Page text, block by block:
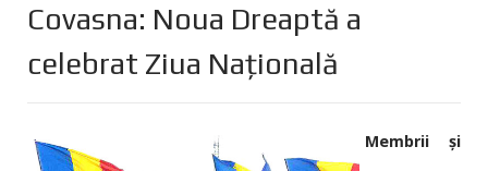
Covasna: Noua Dreaptă a
celebrat Ziua Națională
Membrii și